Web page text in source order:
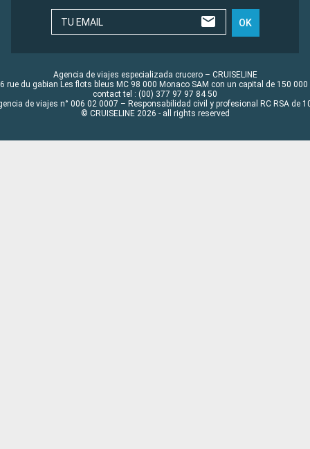
TU EMAIL OK
Agencia de viajes especializada crucero – CRUISELINE
rue du gabian Les flots bleus MC 98 000 Monaco SAM con un capital de 150 000
contact tel : (00) 377 97 97 84 50
de viajes n° 006 02 0007 – Responsabilidad civil y profesional RC RSA de
© CRUISELINE 2026 - all rights reserved